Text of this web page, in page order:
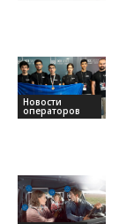
Новости
операторов